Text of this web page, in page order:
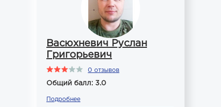
Васюхневич Руслан
Григорьевич
0 отзывов
Общий балл: 3.0
Подробнее